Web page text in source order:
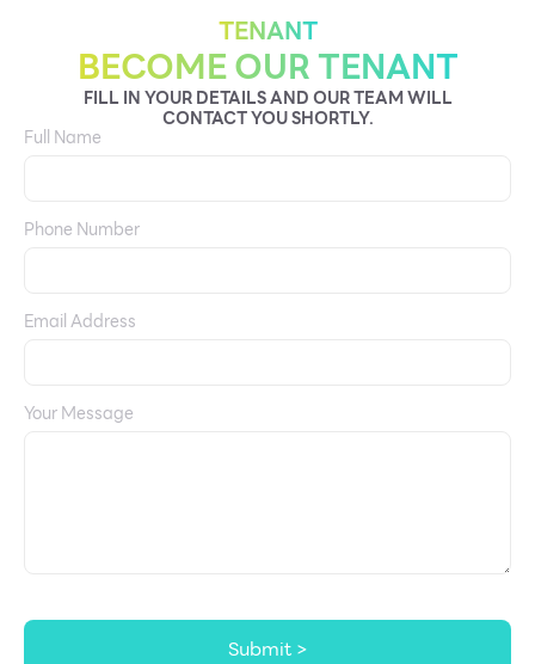
TENANT
BECOME OUR TENANT
FILL IN YOUR DETAILS AND OUR TEAM WILL
CONTACT YOU SHORTLY.
Full Name
Phone Number
Email Address
Your Message